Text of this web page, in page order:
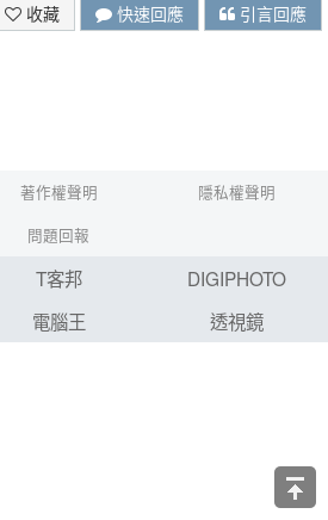
收藏 快速回應 引言回應
著作權聲明
隱私權聲明
問題回報
T客邦
DIGIPHOTO
電腦王 透視鏡